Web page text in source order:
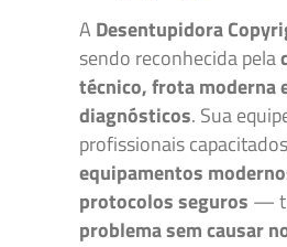
A Desentupidora
sendo reconhecida pela
técnico, frota moderna
diagnósticos. Sua
profissionais
equipamentos
protocolos seguros —
problema sem causar